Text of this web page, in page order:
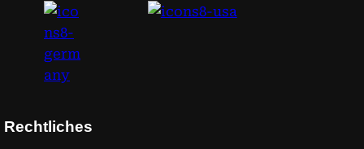
Rechtliches